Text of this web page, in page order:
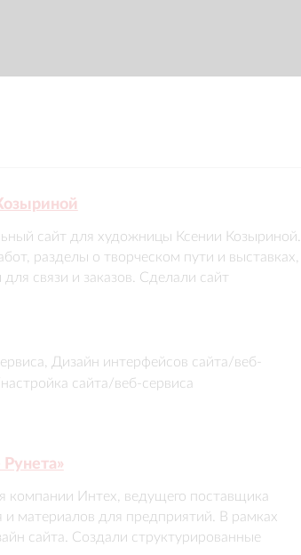
сайт для художницы Ксении Козыриной.
разделы о творческом пути и выставках,
связи и заказов. Сделали сайт
ее искусства.
Дизайн интерфейсов сайта/веб-
сайта/веб-сервиса
компании Интех, ведущего поставщика
и материалов для предприятий. В рамках
сайта. Создали структурированные